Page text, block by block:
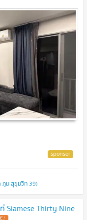
ภูม สุขุมวิท 39)
Siamese Thirty Nine
!